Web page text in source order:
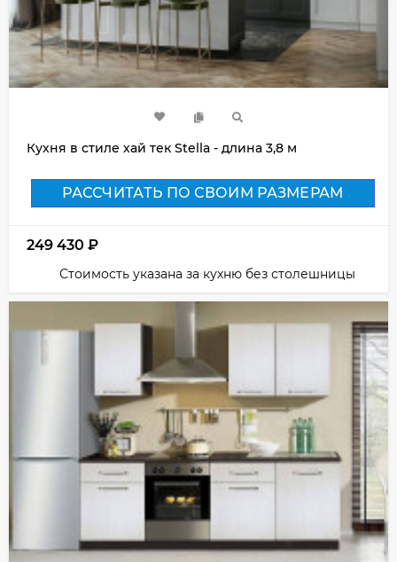
Кухня в стиле хай тек Stella - длина 3,8 м
РАССЧИТАТЬ ПО СВОИМ РАЗМЕРАМ
249 430 ₽
Стоимость указана за кухню без столешницы